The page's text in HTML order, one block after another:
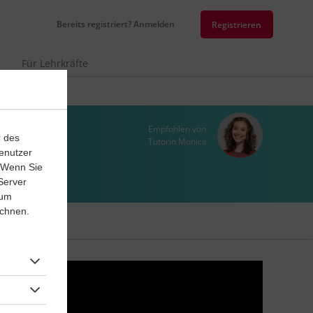
Bereits registriert? Anmelden Registrieren
Für Lehrkräfte
Empfohlen von
Tutorin Monica
des
Sie